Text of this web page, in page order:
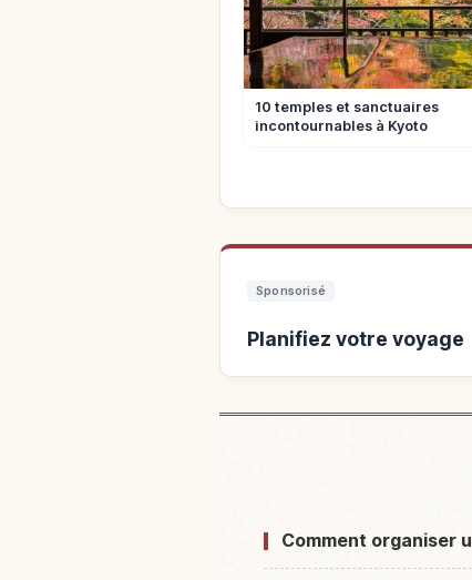
10 temples et sanctuaires
incontournables à Kyoto
Sponsorisé
Planifiez votre voyage
Comment organiser